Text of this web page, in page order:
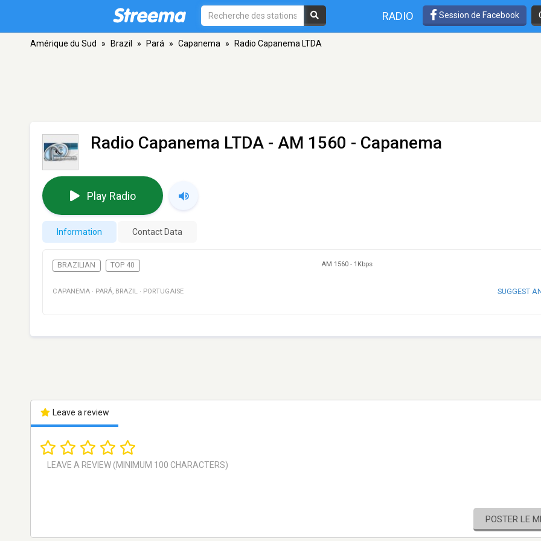
RADIO Session de Facebook
Amérique du Sud » Brazil » Pará » Capanema » Radio Capanema LTDA
Radio Capanema LTDA - AM 1560 - Capanema
Play Radio
Information Contact Data
BRAZILIAN TOP 40 AM 1560 - 1Kbps
CAPANEMA · PARÁ, BRAZIL · PORTUGAISE SUGGEST
Leave a review
POSTER LE